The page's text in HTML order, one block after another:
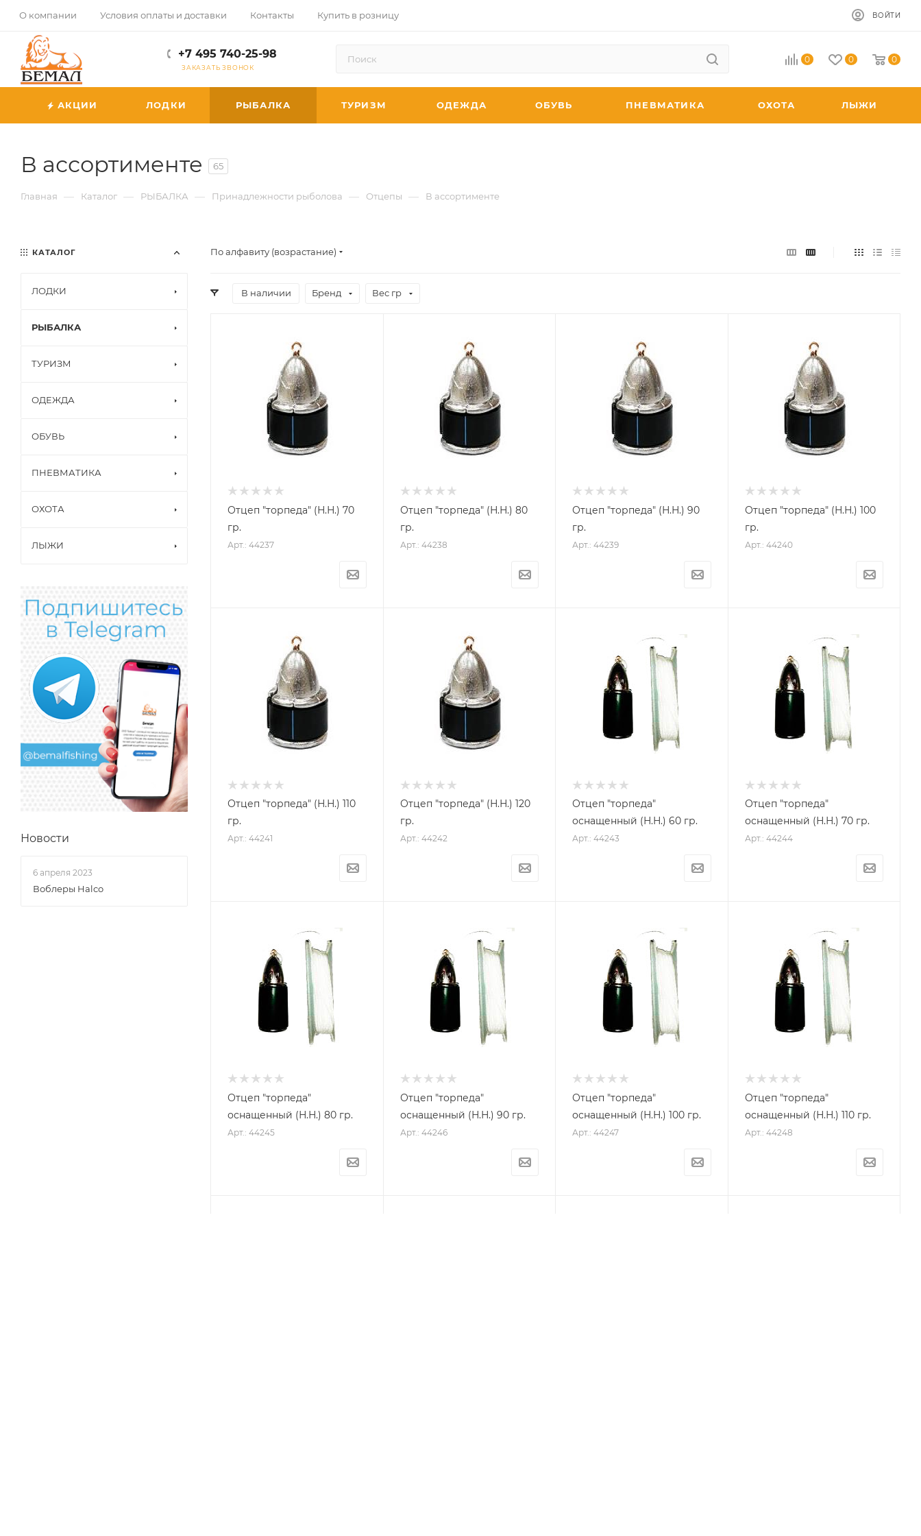
О компании Условия оплаты и доставки Контакты Купить в розницу ВОЙТИ
+7 495 740-25-98
ЗАКАЗАТЬ ЗВОНОК
0 0 0
АКЦИИ ЛОДКИ РЫБАЛКА ТУРИЗМ ОДЕЖДА ОБУВЬ ПНЕВМАТИКА ОХОТА ЛЫЖИ
В ассортименте 65
Главная — Каталог — РЫБАЛКА — Принадлежности рыболова — Отцепы — В ассортименте
По алфавиту (возрастание)
В наличии Бренд Вес гр
Отцеп "торпеда" (Н.Н.) 70
гр.
Арт.: 44237
Отцеп "торпеда" (Н.Н.) 80
гр.
Арт.: 44238
Отцеп "торпеда" (Н.Н.) 90
гр.
Арт.: 44239
Отцеп "торпеда" (Н.Н.) 100
гр.
Арт.: 44240
Отцеп "торпеда" (Н.Н.) 110
гр.
Арт.: 44241
Отцеп "торпеда" (Н.Н.) 120
гр.
Арт.: 44242
Отцеп "торпеда"
оснащенный (Н.Н.) 60 гр.
Арт.: 44243
Отцеп "торпеда"
оснащенный (Н.Н.) 70 гр.
Арт.: 44244
Отцеп "торпеда"
оснащенный (Н.Н.) 80 гр.
Арт.: 44245
Отцеп "торпеда"
оснащенный (Н.Н.) 90 гр.
Арт.: 44246
Отцеп "торпеда"
оснащенный (Н.Н.) 100 гр.
Арт.: 44247
Отцеп "торпеда"
оснащенный (Н.Н.) 110 гр.
Арт.: 44248
КАТАЛОГ
ЛОДКИ
РЫБАЛКА
ТУРИЗМ
ОДЕЖДА
ОБУВЬ
ПНЕВМАТИКА
ОХОТА
ЛЫЖИ
Новости
6 апреля 2023
Воблеры Halco